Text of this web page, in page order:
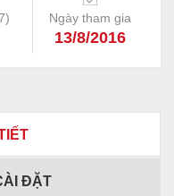
) Ngày tham gia
13/8/2016
ĐẶT